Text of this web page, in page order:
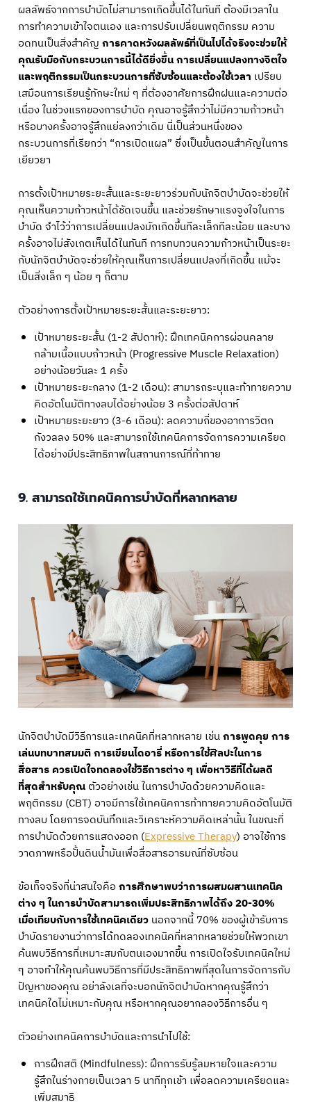
ผลลัพธ์จากการบำบัดไม่สามารถเกิดขึ้นได้ในทันที ต้องมีเวลาใน
การทำความเข้าใจตนเอง และการปรับเปลี่ยนพฤติกรรม ความ
อดทนเป็นสิ่งสำคัญการคาดหวังผลลัพธ์ที่เป็นไปได้จริงจะช่วยให้
คุณรับมือกับกระบวนการนี้ได้ดียิ่งขึ้น การเปลี่ยนแปลงทางจิตใจ
และพฤติกรรมเป็นกระบวนการที่ซับซ้อนและต้องใช้เวลา เปรียบ
เสมือนการเรียนรู้ทักษะใหม่ ๆ ที่ต้องอาศัยการฝึกฝนและความต่อ
เนื่อง ในช่วงแรกของการบำบัด คุณอาจรู้สึกว่าไม่มีความก้าวหน้า
หรือบางครั้งอาจรู้สึกแย่ลงกว่าเดิม นี่เป็นส่วนหนึ่งของ
กระบวนการที่เรียกว่า “การเปิดแผล” ซึ่งเป็นขั้นตอนสำคัญในการ
เยียวยา
การตั้งเป้าหมายระยะสั้นและระยะยาวร่วมกับนักจิตบำบัดจะช่วยให้
คุณเห็นความก้าวหน้าได้ชัดเจนขึ้น และช่วยรักษาแรงจูงใจในการ
บำบัด จำไว้ว่าการเปลี่ยนแปลงมักเกิดขึ้นทีละเล็กทีละน้อย และบาง
ครั้งอาจไม่สังเกตเห็นได้ในทันที การทบทวนความก้าวหน้าเป็นระยะ
กับนักจิตบำบัดจะช่วยให้คุณเห็นการเปลี่ยนแปลงที่เกิดขึ้น แม้จะ
เป็นสิ่งเล็ก ๆ น้อย ๆ ก็ตาม
ตัวอย่างการตั้งเป้าหมายระยะสั้นและระยะยาว:
เป้าหมายระยะสั้น (1-2 สัปดาห์): ฝึกเทคนิคการผ่อนคลาย
กล้ามเนื้อแบบก้าวหน้า (Progressive Muscle Relaxation)
อย่างน้อยวันละ 1 ครั้ง
เป้าหมายระยะกลาง (1-2 เดือน): สามารถระบุและท้าทายความ
คิดอัตโนมัติทางลบได้อย่างน้อย 3 ครั้งต่อสัปดาห์
เป้าหมายระยะยาว (3-6 เดือน): ลดความถี่ของอาการวิตก
กังวลลง 50% และสามารถใช้เทคนิคการจัดการความเครียด
ได้อย่างมีประสิทธิภาพในสถานการณ์ที่ท้าทาย
9. สามารถใช้เทคนิคการบำบัดที่หลากหลาย
นักจิตบำบัดมีวิธีการและเทคนิคที่หลากหลาย เช่นการพูดคุย การ
เล่นบทบาทสมมติ การเขียนไดอารี่ หรือการใช้ศิลปะในการ
สื่อสาร ควรเปิดใจทดลองใช้วิธีการต่าง ๆ เพื่อหาวิธีที่ได้ผลดี
ที่สุดสำหรับคุณ ตัวอย่างเช่น ในการบำบัดด้วยความคิดและ
พฤติกรรม (CBT) อาจมีการใช้เทคนิคการท้าทายความคิดอัตโนมัติ
ทางลบ โดยการจดบันทึกและวิเคราะห์ความคิดเหล่านั้น ในขณะที่
การบำบัดด้วยการแสดงออก (Expressive Therapy) อาจใช้การ
วาดภาพหรือปั้นดินน้ำมันเพื่อสื่อสารอารมณ์ที่ซับซ้อน
ข้อเท็จจริงที่น่าสนใจคือการศึกษาพบว่าการผสมผสานเทคนิค
ต่าง ๆ ในการบำบัดสามารถเพิ่มประสิทธิภาพได้ถึง 20-30%
เมื่อเทียบกับการใช้เทคนิคเดียว นอกจากนี้ 70% ของผู้เข้ารับการ
บำบัดรายงานว่าการได้ทดลองเทคนิคที่หลากหลายช่วยให้พวกเขา
ค้นพบวิธีการที่เหมาะสมกับตนเองมากขึ้น การเปิดใจรับเทคนิคใหม่
ๆ อาจทำให้คุณค้นพบวิธีการที่มีประสิทธิภาพที่สุดในการจัดการกับ
ปัญหาของคุณ อย่าลังเลที่จะบอกนักจิตบำบัดหากคุณรู้สึกว่า
เทคนิคใดไม่เหมาะกับคุณ หรือหากคุณอยากลองวิธีการอื่น ๆ
ตัวอย่างเทคนิคการบำบัดและการนำไปใช้:
การฝึกสติ (Mindfulness): ฝึกการรับรู้ลมหายใจและความ
รู้สึกในร่างกายเป็นเวลา 5 นาทีทุกเช้า เพื่อลดความเครียดและ
เพิ่มสมาธิ